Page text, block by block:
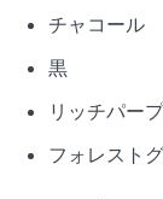
チャコール
黒
リッチパー
フォレスト